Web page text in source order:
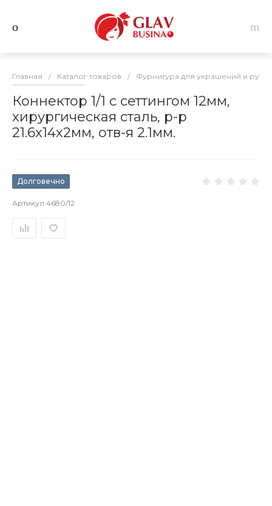
Главная / Каталог товаров / Фурнитура для украшений и
Коннектор 1/1 с сеттингом 12мм,
хирургическая сталь, р-р
21.6х14х2мм, отв-я 2.1мм.
Долговечно
Артикул 4680/12